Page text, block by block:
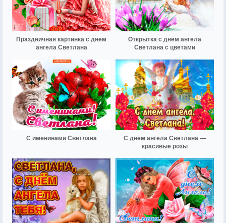
Праздничная картинка с днем
ангела Светлана
Открытка с днем ангела
Светлана с цветами
С именинами Светлана
С днём ангела Светлана —
красивые розы